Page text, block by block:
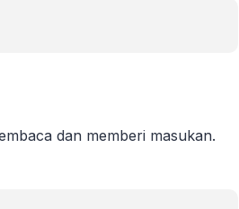
dan memberi masukan.